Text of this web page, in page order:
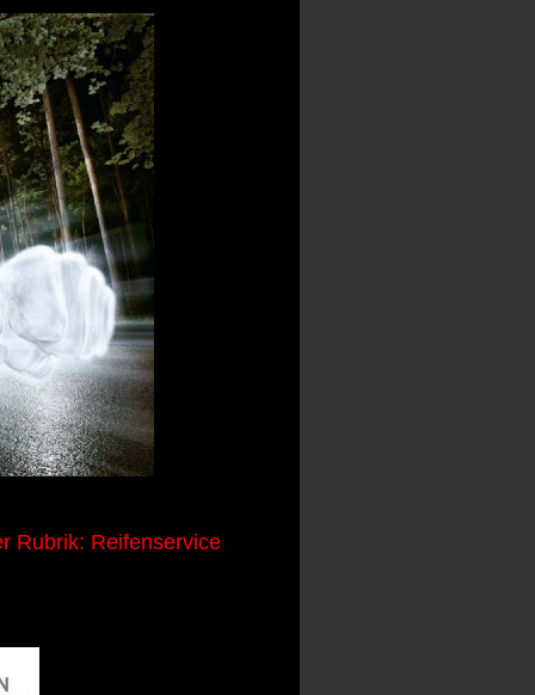
Rubrik: Reifenservice